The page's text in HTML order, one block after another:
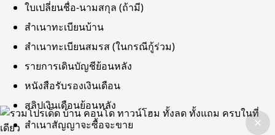
ใบเปลี่ยนชื่อ-นามสกุล (ถ้ามี)
สำเนาทะเบียนบ้าน
สำเนาทะเบียนสมรส (ในกรณีกู้ร่วม)
รายการเดินบัญชีย้อนหลัง
หนังสือรับรองเงินเดือน
สลิปเงินเดือนย้อนหลัง
สำเนาสัญญาจะซื้อจะขาย